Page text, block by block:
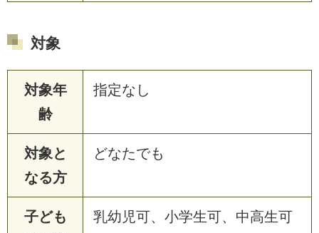
対象
対象年
齢
指定なし
対象と
なる方
どなたでも
子ども
乳幼児可、小学生可、中高生可